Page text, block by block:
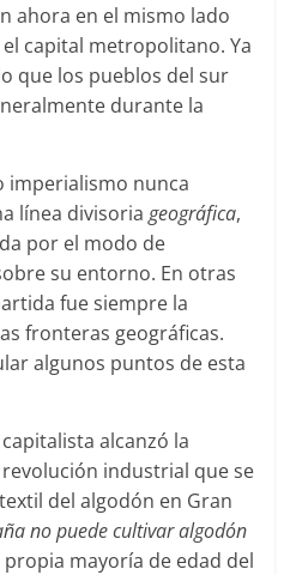
ahora en el mismo lado
capital metropolitano. Ya
que los pueblos del sur
durante la
imperialismo nunca
línea divisoriageográfica,
por el modo de
su entorno. En otras
fue siempre la
fronteras geográficas.
algunos puntos de esta
alcanzó la
industrial que se
del algodón en Gran
no puede cultivar algodón
mayoría de edad del